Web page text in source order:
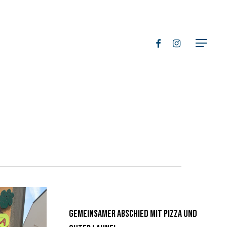
Menu
facebookinstagram
Gemeinsamer Abschied mit Pizza und